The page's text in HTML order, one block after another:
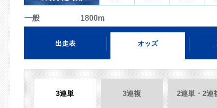
一般 1800m
出走表 オッズ
3連単 3連複 2連単・2連